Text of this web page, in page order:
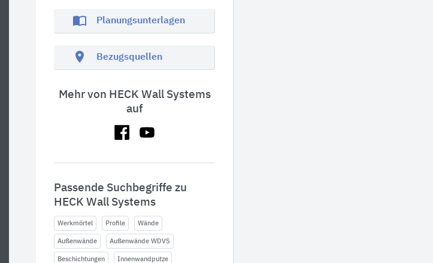
import_contacts Planungsunterlagen
location_on Bezugsquellen
Mehr von HECK Wall Systems
auf
Passende Suchbegriffe zu
HECK Wall Systems
Werkmörtel Profile Wände
Außenwände Außenwände WDVS
Beschichtungen Innenwandputze